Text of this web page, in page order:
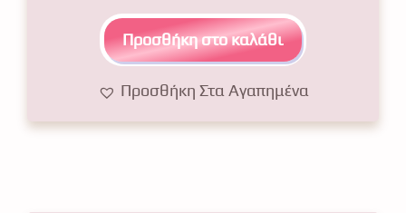
f
5
Προσθήκη στο καλάθι
Προσθήκη Στα Αγαπημένα